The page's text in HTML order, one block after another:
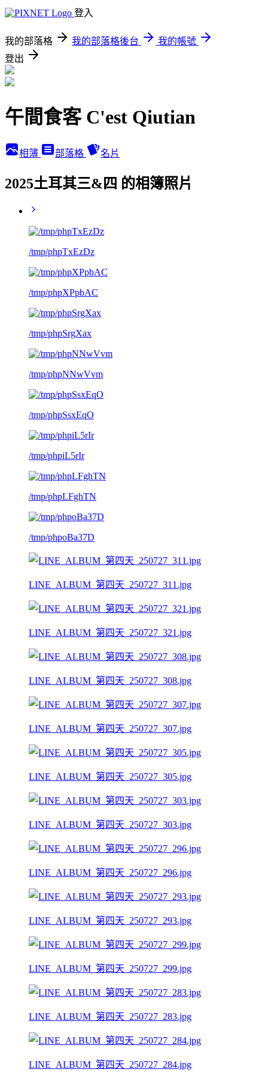
登入
我的部落格 我的部落格後台
我的帳號
登出
午間食客 C'est Qiutian
相簿 部落格 名片
2025土耳其三&四 的相簿照片
/tmp/phpTxEzDz
/tmp/phpXPpbAC
/tmp/phpSrgXax
/tmp/phpNNwVvm
/tmp/phpSsxEqO
/tmp/phpiL5rIr
/tmp/phpLFghTN
/tmp/phpoBa37D
LINE_ALBUM_第四天_250727_311.jpg
LINE_ALBUM_第四天_250727_321.jpg
LINE_ALBUM_第四天_250727_308.jpg
LINE_ALBUM_第四天_250727_307.jpg
LINE_ALBUM_第四天_250727_305.jpg
LINE_ALBUM_第四天_250727_303.jpg
LINE_ALBUM_第四天_250727_296.jpg
LINE_ALBUM_第四天_250727_293.jpg
LINE_ALBUM_第四天_250727_299.jpg
LINE_ALBUM_第四天_250727_283.jpg
LINE_ALBUM_第四天_250727_284.jpg